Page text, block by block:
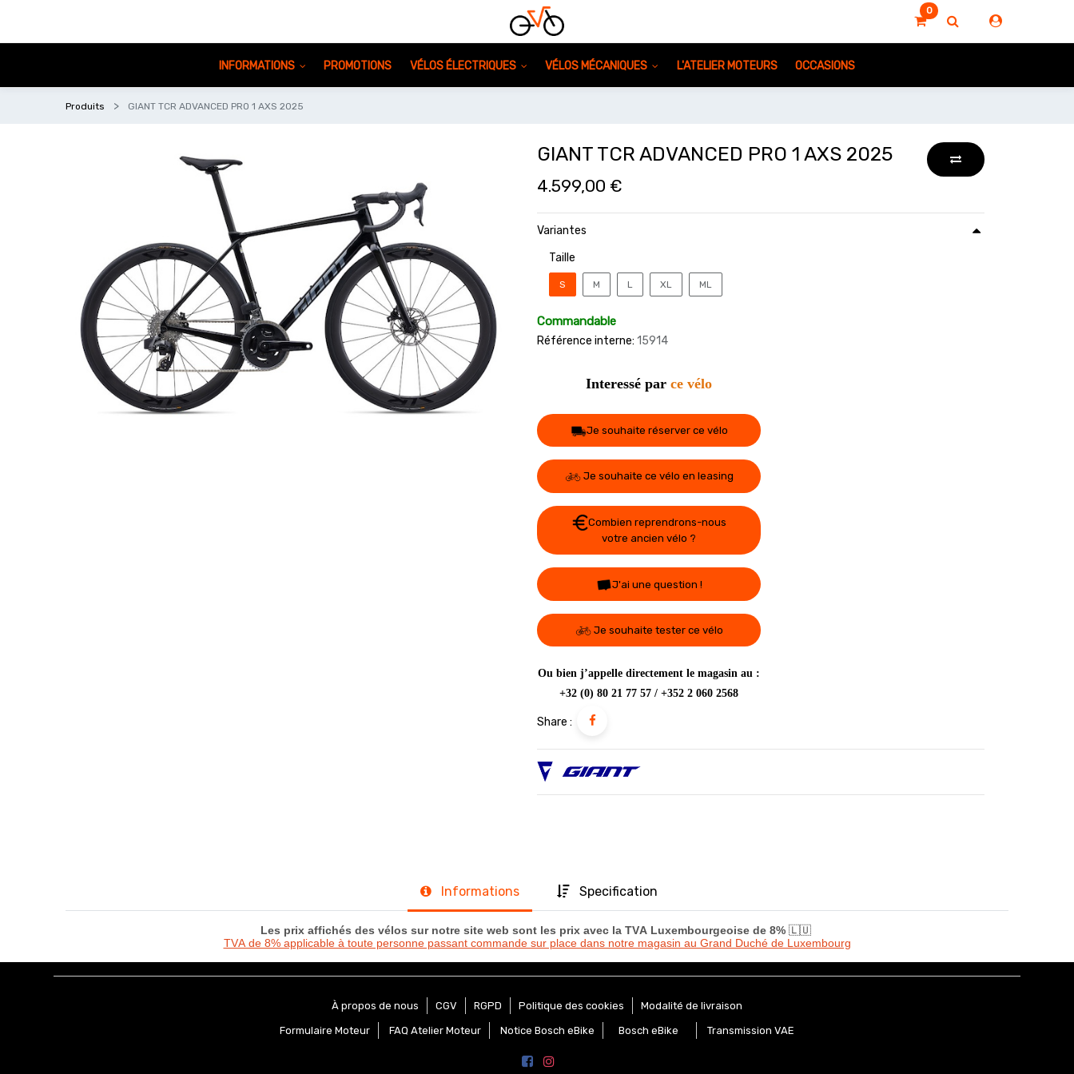
0
INFORMATIONS PROMOTIONS VÉLOS ÉLECTRIQUES VÉLOS MÉCANIQUES L'ATELIER MOTEURS OCCASIONS
Produits GIANT TCR ADVANCED PRO 1 AXS 2025
GIANT TCR ADVANCED PRO 1 AXS 2025
4.599,00 €
Variantes
Taille
S M L XL ML
Commandable
Référence interne: 15914
Interessé par ce vélo
Je souhaite réserver ce vélo
Je souhaite ce vélo en leasing
Combien reprendrons-nous
votre ancien vélo ?
J'ai une question !
Je souhaite tester ce vélo
Ou bien j’appelle directement le magasin au :
+32 (0) 80 21 77 57 / +352 2 060 2568
Share :
Informations Specification
Les prix affichés des vélos sur notre site web sont les prix avec la TVA Luxembourgeoise de 8% 🇱🇺
TVA de 8% applicable à toute personne passant commande sur place dans notre magasin au Grand Duché de Luxembourg
À propos de nous CGV RGPD Politique des cookies Modalité de livraison
Formulaire Moteur FAQ Atelier Moteur Notice Bosch eBike Bosch eBike Transmission VAE